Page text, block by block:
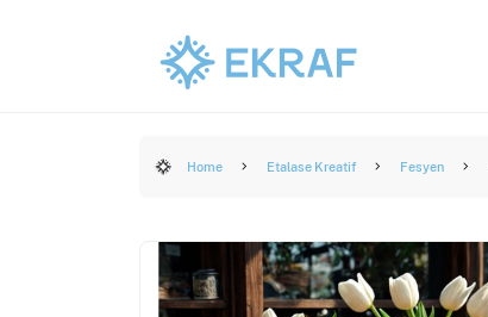
Home Etalase Kreatif Fesyen